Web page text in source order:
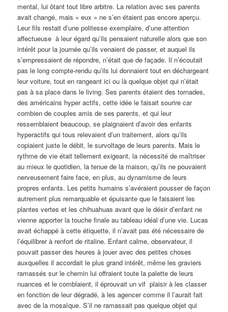
mental, lui ôtant tout libre arbitre. La relation avec ses parents
avait changé, mais « eux » ne s’en étaient pas encore aperçu.
Leur fils restait d’une politesse exemplaire, d’une attention
affectueuse à leur égard qu’ils pensaient naturelle alors que son
intérêt pour la journée qu’ils venaient de passer, et auquel ils
s’empressaient de répondre, n’était que de façade. Il n’écoutait
pas le long compte-rendu qu’ils lui donnaient tout en déchargeant
leur voiture, tout en rangeant ici ou là quelque objet qui n’était
pas à sa place dans le living. Ses parents étaient des tornades,
des américains hyper actifs, cette idée le faisait sourire car
combien de couples amis de ses parents, et qui leur
ressemblaient beaucoup, se plaignaient d’avoir des enfants
hyperactifs qui tous relevaient d’un traitement, alors qu’ils
copiaient juste le débit, le survoltage de leurs parents. Mais le
rythme de vie était tellement exigeant, la nécessité de maîtriser
au mieux le quotidien, la tenue de la maison, qu’ils ne pouvaient
nerveusement faire face, en plus, au dynamisme de leurs
propres enfants. Les petits humains s’avéraient pousser de façon
autrement plus remarquable et épuisante que le faisaient les
plantes vertes et les chihuahuas avant que le désir d’enfant ne
vienne apporter la touche finale au tableau idéal d’une vie. Lucas
avait échappé à cette étiquette, il n’avait pas été nécessaire de
l’équilibrer à renfort de ritaline. Enfant calme, observateur, il
pouvait passer des heures à jouer avec des petites choses
auxquelles il accordait le plus grand intérêt, même les graviers
ramassés sur le chemin lui offraient toute la palette de leurs
nuances et le comblaient, il éprouvait un vif plaisir à les classer
en fonction de leur dégradé, à les agencer comme il l’aurait fait
avec de la mosaïque. S’il ne ramassait pas quelque objet qui